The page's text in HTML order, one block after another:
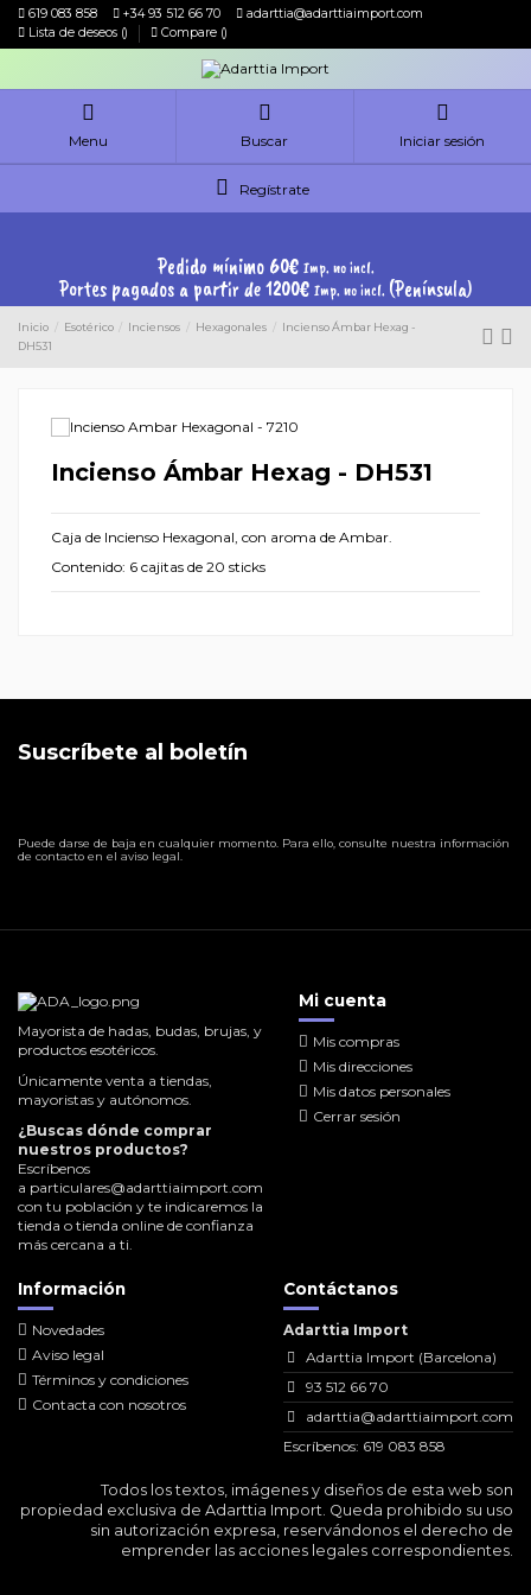
619 083 858 +34 93 512 66 70
adarttia@adarttiaimport.com
Lista de deseos () Compare ()
Menu Buscar Iniciar sesión
Regístrate
Pedido mínimo 60€ Imp. no incl.
Portes pagados a partir de 1200€ Imp. no incl. (Península)
Inicio Esotérico Inciensos Hexagonales
Incienso Ámbar Hexag -
DH531
Incienso Ámbar Hexag - DH531
Caja de Incienso Hexagonal, con aroma de Ambar.
Contenido: 6 cajitas de 20 sticks
Suscríbete al boletín
Puede darse de baja en cualquier momento. Para ello, consulte nuestra información
de contacto en el aviso legal.
Mayorista de hadas, budas, brujas, y
productos esotéricos.
Únicamente venta a tiendas,
mayoristas y autónomos.
¿Buscas dónde comprar
nuestros productos?
Escríbenos
a particulares@adarttiaimport.com
con tu población y te indicaremos la
tienda o tienda online de confianza
más cercana a ti.
Mi cuenta
Mis compras
Mis direcciones
Mis datos personales
Cerrar sesión
Información
Novedades
Aviso legal
Términos y condiciones
Contacta con nosotros
Contáctanos
Adarttia Import
Adarttia Import (Barcelona)
93 512 66 70
adarttia@adarttiaimport.com
Escríbenos: 619 083 858
Todos los textos, imágenes y diseños de esta web son
propiedad exclusiva de Adarttia Import. Queda prohibido su uso
sin autorización expresa, reservándonos el derecho de
emprender las acciones legales correspondientes.